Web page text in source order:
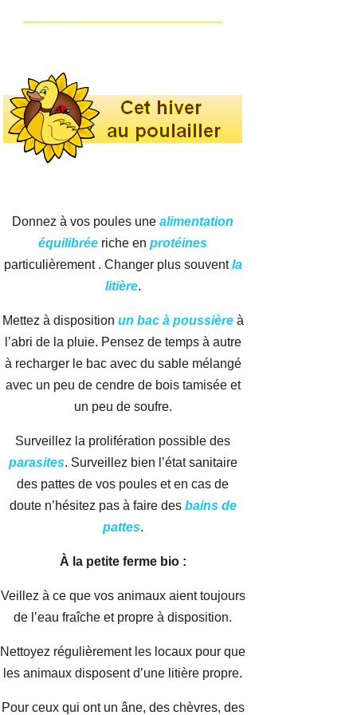
Donnez à vos poules unealimentation
équilibrée riche enprotéines
particulièrement . Changer plus souventla
litière.
Mettez à disposition un bac à poussièreà
l’abri de la pluie. Pensez de temps à autre
à recharger le bac avec du sable mélangé
avec un peu de cendre de bois tamisée et
un peu de soufre.
Surveillez la prolifération possible des
parasites. Surveillez bien l’état sanitaire
des pattes de vos poules et en cas de
doute n’hésitez pas à faire des bains de
pattes.
À la petite ferme bio :
Veillez à ce que vos animaux aient toujours
de l’eau fraîche et propre à disposition.
Nettoyez régulièrement les locaux pour que
les animaux disposent d’une litière propre.
Pour ceux qui ont un âne, des chèvres, des